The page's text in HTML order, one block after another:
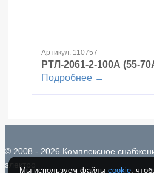
Артикул: 110757
РТЛ-2061-2-100А (55-
Подробнее →
© 2008 - 2026 Комплексное
электро
Мы используем файлы cookie,